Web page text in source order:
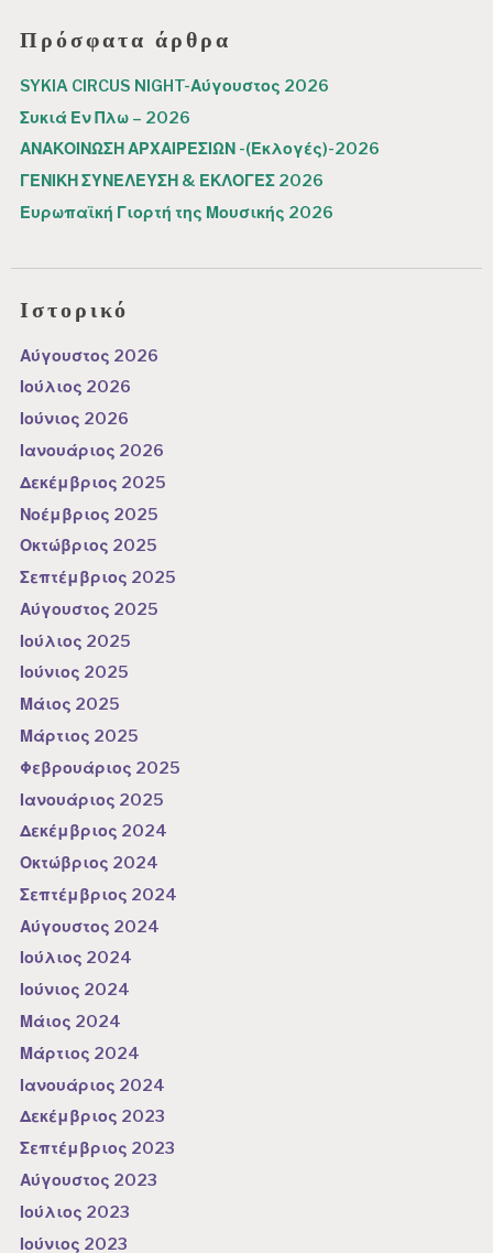
Πρόσφατα άρθρα
SYKIA CIRCUS NIGHT-Αύγουστος 2026
Συκιά Εν Πλω – 2026
ΑΝΑΚΟΙΝΩΣΗ ΑΡΧΑΙΡΕΣΙΩΝ -(Εκλογές)-2026
ΓΕΝΙΚΗ ΣΥΝΕΛΕΥΣΗ & ΕΚΛΟΓΕΣ 2026
Ευρωπαϊκή Γιορτή της Μουσικής 2026
Ιστορικό
Αύγουστος 2026
Ιούλιος 2026
Ιούνιος 2026
Ιανουάριος 2026
Δεκέμβριος 2025
Νοέμβριος 2025
Οκτώβριος 2025
Σεπτέμβριος 2025
Αύγουστος 2025
Ιούλιος 2025
Ιούνιος 2025
Μάιος 2025
Μάρτιος 2025
Φεβρουάριος 2025
Ιανουάριος 2025
Δεκέμβριος 2024
Οκτώβριος 2024
Σεπτέμβριος 2024
Αύγουστος 2024
Ιούλιος 2024
Ιούνιος 2024
Μάιος 2024
Μάρτιος 2024
Ιανουάριος 2024
Δεκέμβριος 2023
Σεπτέμβριος 2023
Αύγουστος 2023
Ιούλιος 2023
Ιούνιος 2023